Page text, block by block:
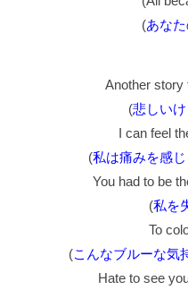
(あな
Another story
(悲しい
I can feel
(私は痛みを感
You had to be
(私を
To
(こんなブルーな気
Hate to see